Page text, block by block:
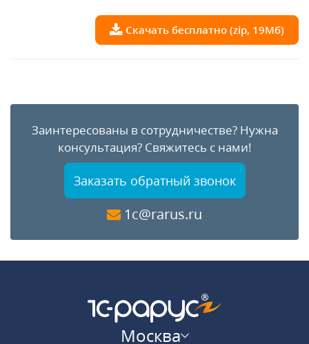
Скачать бесплатно (zip, 19Мб)
Заинтересованы в сотрудничестве?Нужна
консультация? Свяжитесь с нами!
Заказать обратный звонок
1c@rarus.ru
Москва